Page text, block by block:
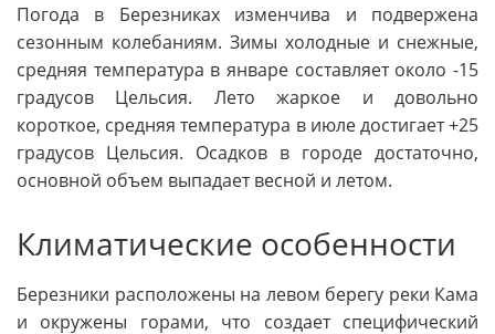
Погода в Березниках изменчива и подвержена
сезонным колебаниям. Зимы холодные и снежные,
средняя температура в январе составляет около -15
градусов Цельсия. Лето жаркое и довольно
короткое, средняя температура в июле достигает +25
градусов Цельсия. Осадков в городе достаточно,
основной объем выпадает весной и летом.
Климатические особенности
Березники расположены на левом берегу реки Кама
и окружены горами, что создает специфический